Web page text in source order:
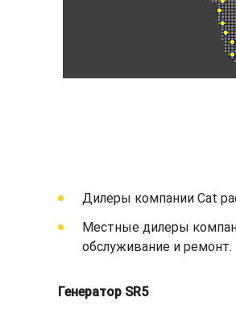
Дилеры компании Cat
Местные дилеры
обслуживание и ремонт.
Генератор SR5